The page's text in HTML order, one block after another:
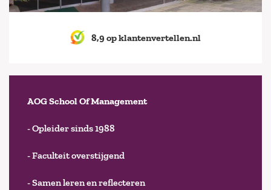
8,9 op klantenvertellen.nl
AOG School Of Management
- Opleider sinds 1988
- Faculteit overstijgend
- Samen leren en reflecteren